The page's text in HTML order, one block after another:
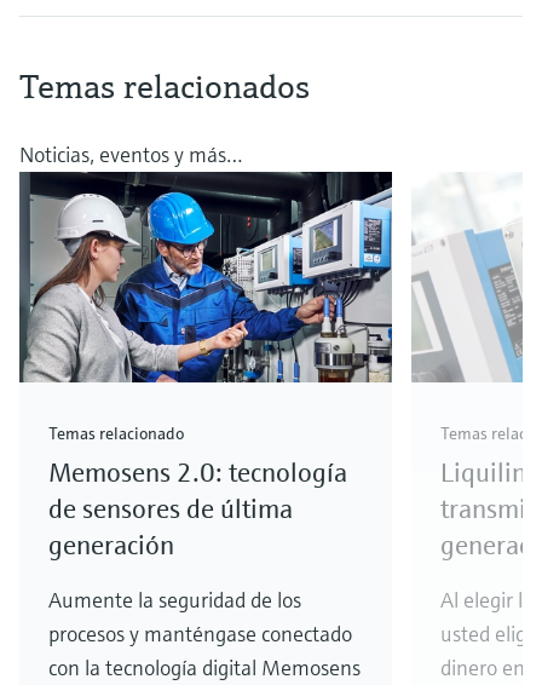
Temas relacionados
Noticias, eventos y más…
Temas relacionado
Memosens 2.0: tecnología
de sensores de última
generación
Aumente la seguridad de los
procesos y manténgase conectado
con la tecnología digital Memosens
Temas
Al elegir
usted
dinero en